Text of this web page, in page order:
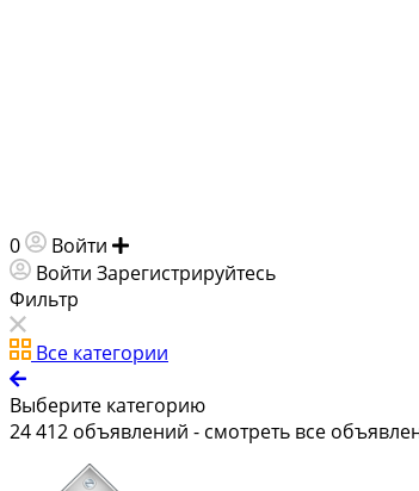
0 Войти
Войти Зарегистрируйтесь
Фильтр
Все категории
Выберите категорию
24 412 объявлений - смотреть все